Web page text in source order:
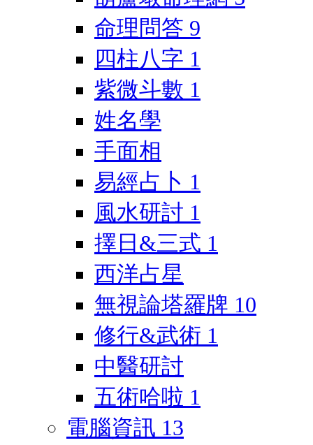
命理問答 9
四柱八字 1
紫微斗數 1
姓名學
手面相
易經占卜 1
風水研討 1
擇日&三式 1
西洋占星
無視論塔羅牌 10
修行&武術 1
中醫研討
五術哈啦 1
電腦資訊 13